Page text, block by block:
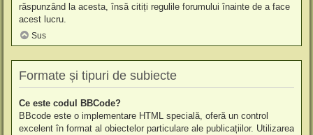
răspunzând la acesta, însă citiți regulile forumului înainte de a face
acest lucru.
Sus
Formate și tipuri de subiecte
Ce este codul BBCode?
BBcode este o implementare HTML specială, oferă un control
excelent în format al obiectelor particulare ale publicațiilor. Utilizarea